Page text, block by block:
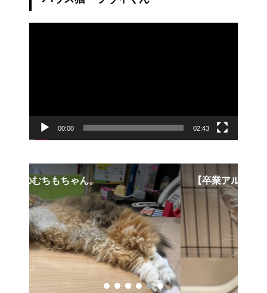
00:00 02:43
【卒業アルバム】ニコくん